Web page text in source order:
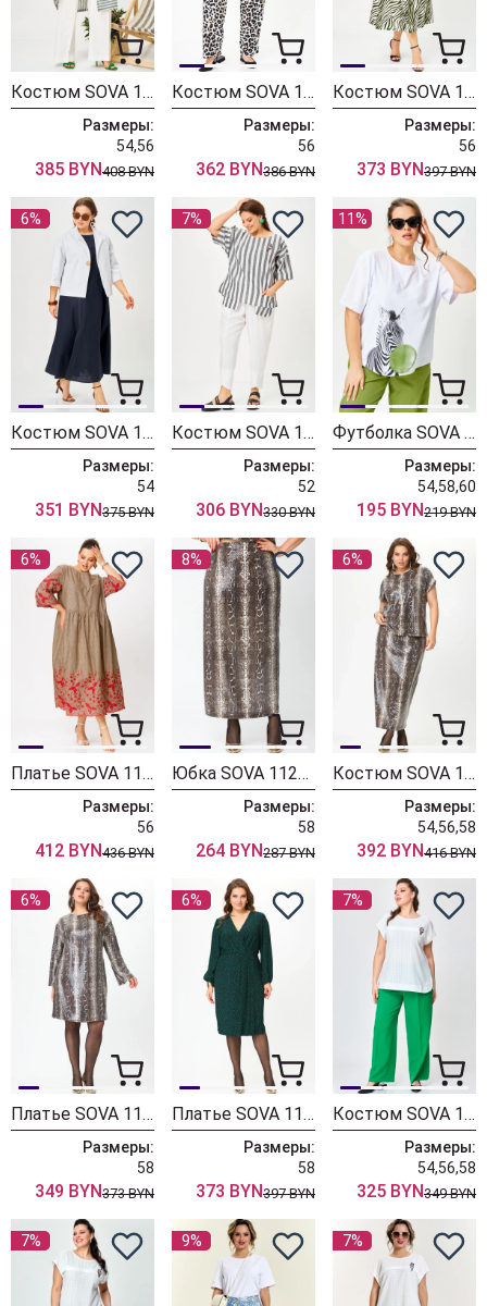
Костюм SOVA 11316
Размеры:
54,56
385 BYN408 BYN
Костюм SOVA 11332 черный леопард
Размеры:
56
362 BYN386 BYN
Костюм SOVA 11324 хаки
Размеры:
56
373 BYN397 BYN
6%
Костюм SOVA 11323
Размеры:
54
351 BYN375 BYN
7%
Костюм SOVA 11314
Размеры:
52
306 BYN330 BYN
11%
Футболка SOVA 11283 белый
Размеры:
54,58,60
195 BYN219 BYN
6%
Платье SOVA 11271 беж
Размеры:
56
412 BYN436 BYN
8%
Юбка SOVA 11265 беж
Размеры:
58
264 BYN287 BYN
6%
Костюм SOVA 11264 беж
Размеры:
54,56,58
392 BYN416 BYN
6%
Платье SOVA 11263 беж
Размеры:
58
349 BYN373 BYN
6%
Платье SOVA 11259 зелёный
Размеры:
58
373 BYN397 BYN
7%
Костюм SOVA 11219 молочный, зелёный
Размеры:
54,56,58
325 BYN349 BYN
7% 9% 7%